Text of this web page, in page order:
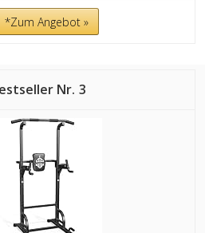
*Zum Angebot »
3